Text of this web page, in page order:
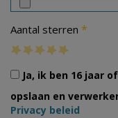
Aantal sterren *
Ja, ik ben 16 jaar
opslaan en
Privacy beleid